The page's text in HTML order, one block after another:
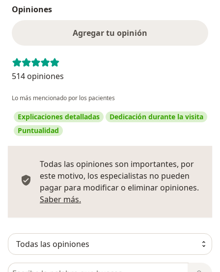
Opiniones
Agregar tu opinión
514 opiniones
Lo más mencionado por los pacientes
Explicaciones detalladas
Dedicación durante la visita
Puntualidad
Todas las opiniones son importantes, por
este motivo, los especialistas no pueden
pagar para modificar o eliminar opiniones.
Saber más.
Busca en opiniones